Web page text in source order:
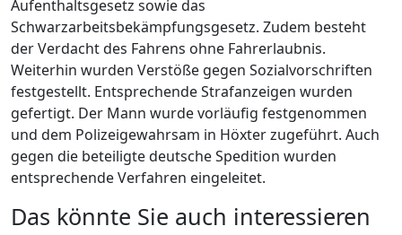
Aufenthaltsgesetz sowie das
Schwarzarbeitsbekämpfungsgesetz. Zudem besteht
der Verdacht des Fahrens ohne Fahrerlaubnis.
Weiterhin wurden Verstöße gegen Sozialvorschriften
festgestellt. Entsprechende Strafanzeigen wurden
gefertigt. Der Mann wurde vorläufig festgenommen
und dem Polizeigewahrsam in Höxter zugeführt. Auch
gegen die beteiligte deutsche Spedition wurden
entsprechende Verfahren eingeleitet.
Das könnte Sie auch interessieren